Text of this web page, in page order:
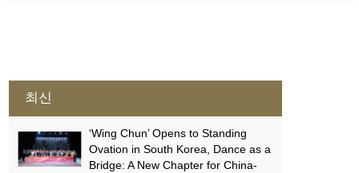
최신
‘Wing Chun’ Opens to Standing
Ovation in South Korea, Dance as a
Bridge: A New Chapter for China-